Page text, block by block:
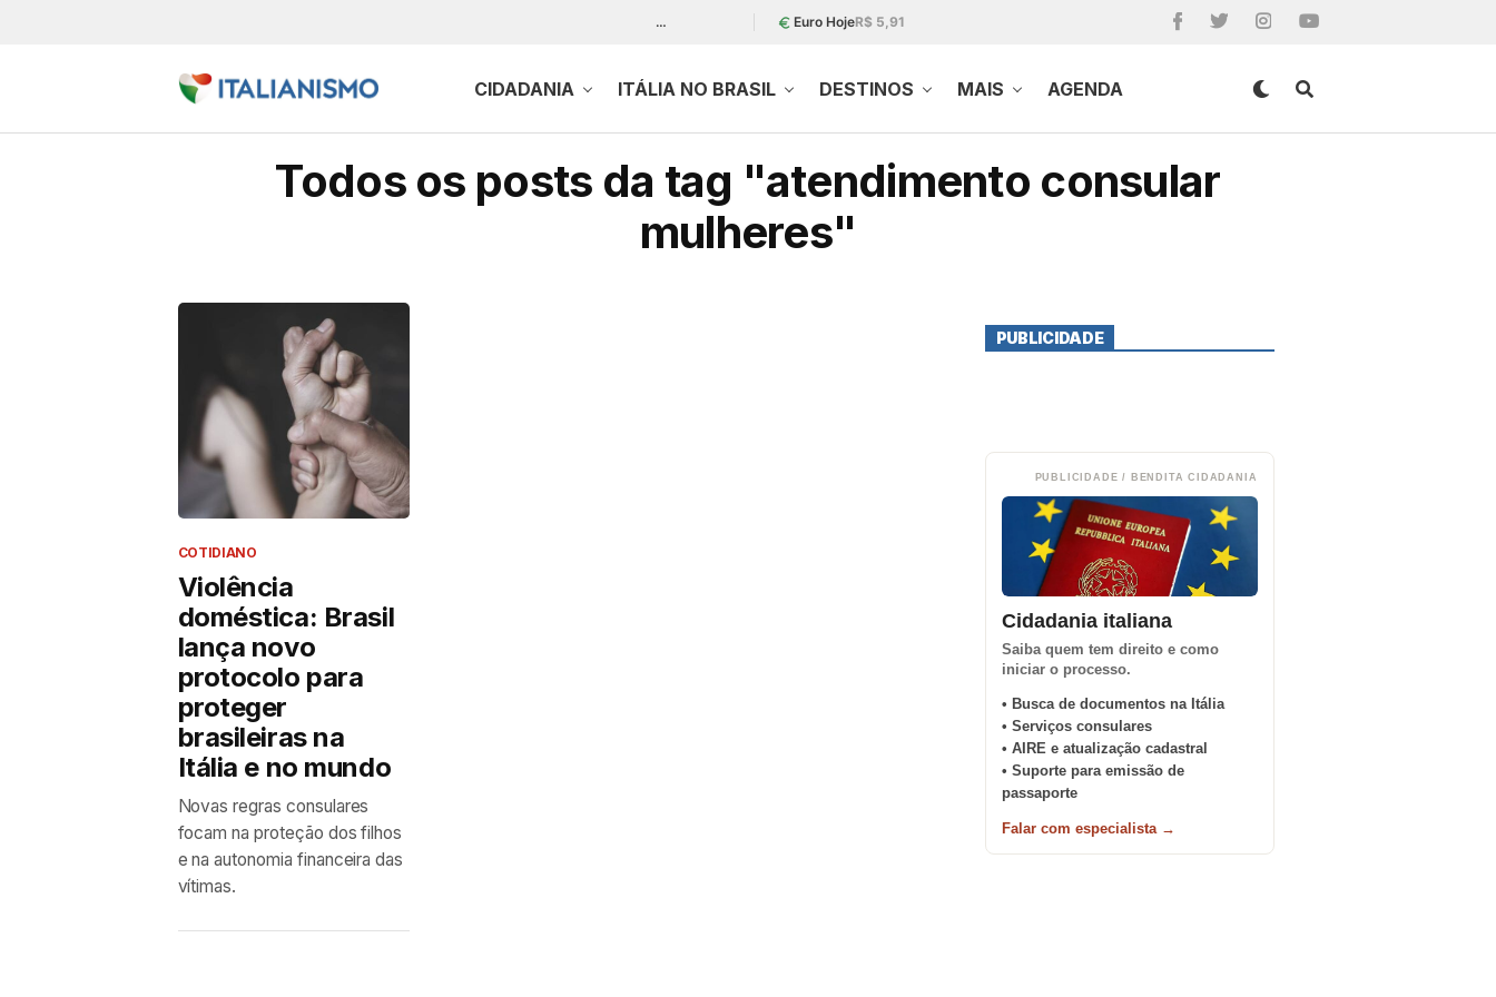
… Euro HojeR$ 5,91
CIDADANIA ITÁLIA NO BRASIL DESTINOS MAIS AGENDA
Todos os posts da tag "atendimento consular
mulheres"
COTIDIANO
Violência
doméstica: Brasil
lança novo
protocolo para
proteger
brasileiras na
Itália e no mundo
Novas regras consulares
focam na proteção dos filhos
e na autonomia financeira das
vítimas.
PUBLICIDADE
PUBLICIDADE / BENDITA CIDADANIA
Cidadania italiana
Saiba quem tem direito e como
iniciar o processo.
• Busca de documentos na Itália
• Serviços consulares
• AIRE e atualização cadastral
• Suporte para emissão de
passaporte
Falar com especialista →